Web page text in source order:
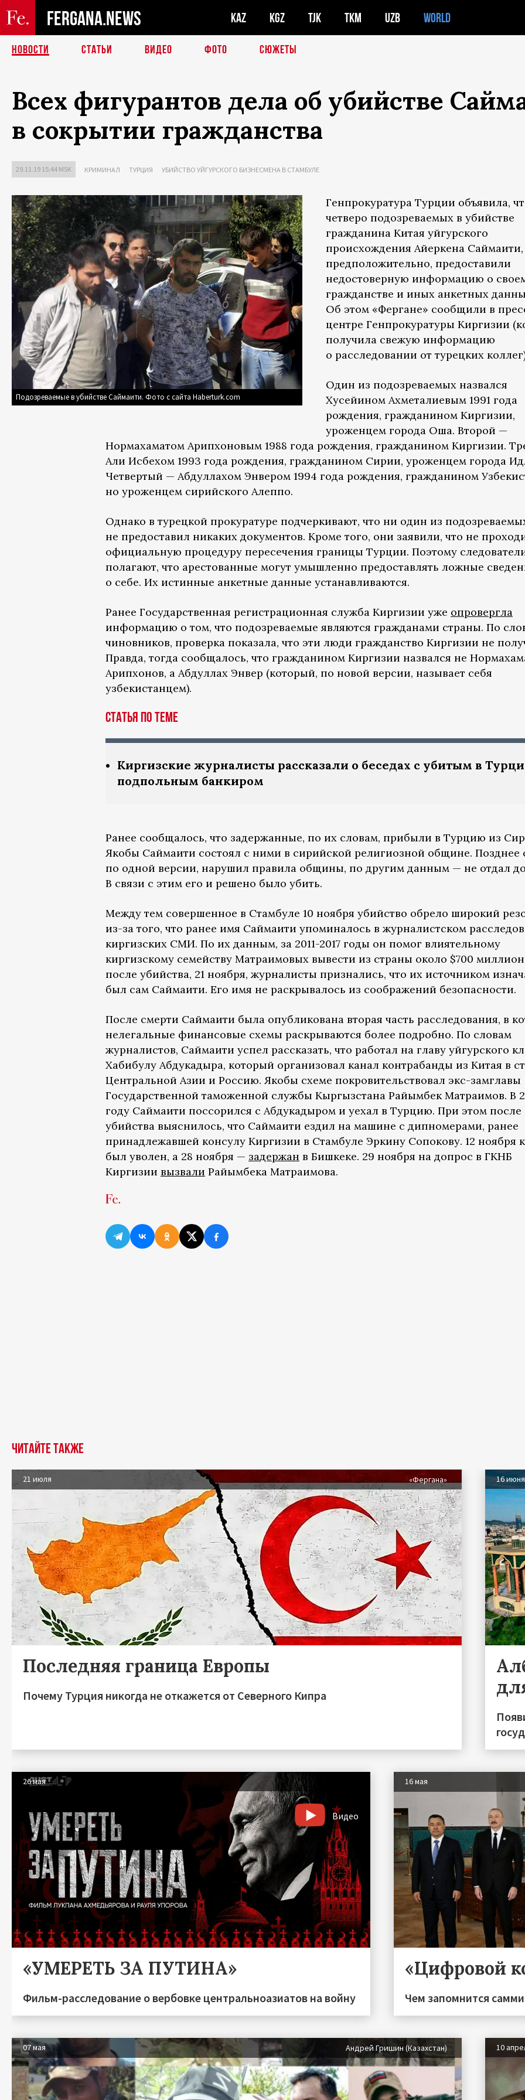
FERGANA.NEWS KAZ KGZ TJK TKM UZB WORLD
НОВОСТИ СТАТЬИ ВИДЕО ФОТО СЮЖЕТЫ
Всех фигурантов дела об убийстве
в сокрытии гражданства
29.11.19 15:44 MSK КРИМИНАЛ ТУРЦИЯ УБИЙСТВО УЙГУРСКОГО БИЗНЕСМЕНА В СТАМБУЛЕ
Подозреваемые в убийстве Саймаити. Фото с сайта Haberturk.com
Генпрокуратура Турции объявила,
четверо подозреваемых в убийстве
гражданина Китая уйгурского
происхождения Айеркена Саймаити,
предположительно, предоставили
недостоверную информацию о
гражданстве и иных анкетных
Об этом «Фергане» сообщили в
центре Генпрокуратуры Киргизии
получила свежую информацию
о расследовании от турецких
Один из подозреваемых назвался
Хусейином Ахметалиевым 1991 года
рождения, гражданином Киргизии,
уроженцем города Оша. Второй —
Нормахаматом Арипхоновым 1988 года рождения, гражданином Киргизии.
Али Исбехом 1993 года рождения, гражданином Сирии, уроженцем города
Четвертый — Абдуллахом Энвером 1994 года рождения, гражданином
но уроженцем сирийского Алеппо.
Однако в турецкой прокуратуре подчеркивают, что ни один из
не предоставил никаких документов. Кроме того, они заявили, что не
официальную процедуру пересечения границы Турции. Поэтому
полагают, что арестованные могут умышленно предоставлять ложные
о себе. Их истинные анкетные данные устанавливаются.
Ранее Государственная регистрационная служба Киргизии уже опровергла
информацию о том, что подозреваемые являются гражданами страны. По
чиновников, проверка показала, что эти люди гражданство Киргизии не
Правда, тогда сообщалось, что гражданином Киргизии назвался не
Арипхонов, а Абдуллах Энвер (который, по новой версии, называет себя
узбекистанцем).
Статья по теме
Киргизские журналисты рассказали о беседах с убитым в
подпольным банкиром
Ранее сообщалось, что задержанные, по их словам, прибыли в Турцию из
Якобы Саймаити состоял с ними в сирийской религиозной общине. Позднее
по одной версии, нарушил правила общины, по другим данным — не отдал
В связи с этим его и решено было убить.
Между тем совершенное в Стамбуле 10 ноября убийство обрело широкий
из-за того, что ранее имя Саймаити упоминалось в журналистском
киргизских СМИ. По их данным, за 2011-2017 годы он помог влиятельному
киргизскому семейству Матраимовых вывести из страны около $700
после убийства, 21 ноября, журналисты признались, что их источником
был сам Саймаити. Его имя не раскрывалось из соображений безопасности.
После смерти Саймаити была опубликована вторая часть расследования, в
нелегальные финансовые схемы раскрываются более подробно. По словам
журналистов, Саймаити успел рассказать, что работал на главу уйгурского
Хабибулу Абдукадыра, который организовал канал контрабанды из Китая в
Центральной Азии и Россию. Якобы схеме покровительствовал экс-замглавы
Государственной таможенной службы Кыргызстана Райымбек Матраимов. В
году Саймаити поссорился с Абдукадыром и уехал в Турцию. При этом после
убийства выяснилось, что Саймаити ездил на машине с дипномерами, ранее
принадлежавшей консулу Киргизии в Стамбуле Эркину Сопокову. 12 ноября
был уволен, а 28 ноября — задержан в Бишкеке. 29 ноября на допрос в ГКНБ
Киргизии вызвали Райымбека Матраимова.
Читайте также
21 июля «Фергана»
Последняя граница Европы
Почему Турция никогда не откажется от Северного Кипра
16 июня
26 мая
Видео
«УМЕРЕТЬ ЗА ПУТИНА»
Фильм-расследование о вербовке центральноазиатов на войну
16 мая
«Цифровой
Чем запомнится
07 мая Андрей Гришин (Казахстан) 10